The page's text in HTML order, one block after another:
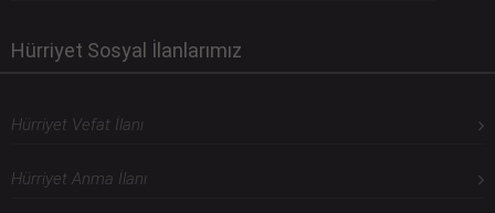
Hürriyet Sosyal İlanlarımız
Hürriyet Vefat İlanı
Hürriyet Anma İlanı